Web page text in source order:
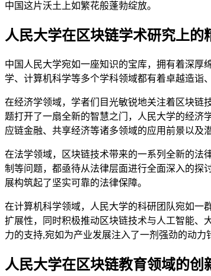
中国这片沃土上如繁花般蓬勃绽放。
人民大学在区块链学术研究上的
中国人民大学宛如一座知识的宝库，拥有着深厚
学、计算机科学等多个学科领域都有着卓越造诣
在经济学领域，学者们目光敏锐地关注着区块链
题打开了一扇全新的智慧之门，人民大学的经济
应链金融、共享经济等诸多领域的应用前景以及
在法学领域，区块链技术带来的一系列全新的法
制等问题，都亟待从法律层面进行全面深入的探
展构筑起了坚实可靠的法律保障。
在计算机科学领域，人民大学的科研团队宛如一
扩展性，同时积极推动区块链技术与人工智能、
力的支持,宛如为产业发展注入了一剂强劲的动力
人民大学在区块链教育领域的创